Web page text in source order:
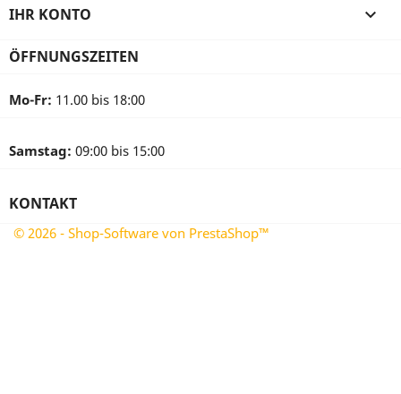
IHR KONTO 
ÖFFNUNGSZEITEN
Mo-Fr: 11.00 bis 18:00
Samstag: 09:00 bis 15:00
KONTAKT
© 2026 - Shop-Software von PrestaShop™